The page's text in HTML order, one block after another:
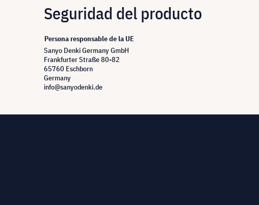
Seguridad del producto
Persona responsable de la UE
Sanyo Denki Germany GmbH
Frankfurter Straße 80-82
65760 Eschborn
Germany
info@sanyodenki.de